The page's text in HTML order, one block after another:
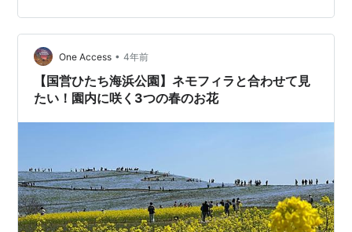
One Access • 4年前
【国営ひたち海浜公園】ネモフィラと合わせて見
たい！園内に咲く3つの春のお花